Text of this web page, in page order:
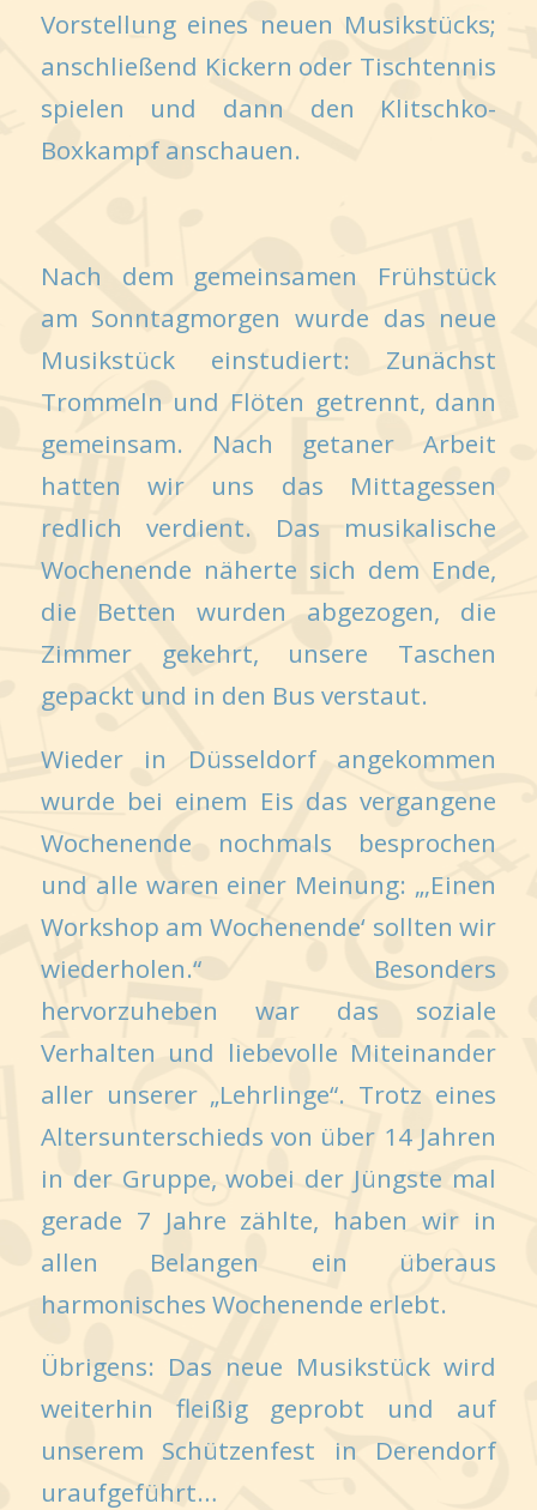
Vorstellung eines neuen Musikstücks;
anschließend Kickern oder Tischtennis
spielen und dann den Klitschko-
Boxkampf anschauen.
Nach dem gemeinsamen Frühstück
am Sonntagmorgen wurde das neue
Musikstück einstudiert: Zunächst
Trommeln und Flöten getrennt, dann
gemeinsam. Nach getaner Arbeit
hatten wir uns das Mittagessen
redlich verdient. Das musikalische
Wochenende näherte sich dem Ende,
die Betten wurden abgezogen, die
Zimmer gekehrt, unsere Taschen
gepackt und in den Bus verstaut.
Wieder in Düsseldorf angekommen
wurde bei einem Eis das vergangene
Wochenende nochmals besprochen
und alle waren einer Meinung: „‚Einen
Workshop am Wochenende‘ sollten wir
wiederholen.“ Besonders
hervorzuheben war das soziale
Verhalten und liebevolle Miteinander
aller unserer „Lehrlinge“. Trotz eines
Altersunterschieds von über 14 Jahren
in der Gruppe, wobei der Jüngste mal
gerade 7 Jahre zählte, haben wir in
allen Belangen ein überaus
harmonisches Wochenende erlebt.
Übrigens: Das neue Musikstück wird
weiterhin fleißig geprobt und auf
unserem Schützenfest in Derendorf
uraufgeführt…